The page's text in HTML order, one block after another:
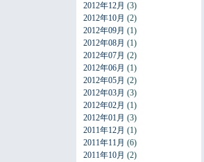
2012年12月 (3)
2012年10月 (2)
2012年09月 (1)
2012年08月 (1)
2012年07月 (2)
2012年06月 (1)
2012年05月 (2)
2012年03月 (3)
2012年02月 (1)
2012年01月 (3)
2011年12月 (1)
2011年11月 (6)
2011年10月 (2)